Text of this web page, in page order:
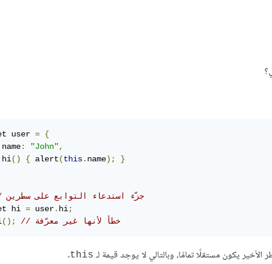
user = {
name
: "John",
hi
() { alert(this. name);
}
// جزّء استدعاء التوابع على سطرين
hi = user. hi;
(); // خطأ لأنها غير معرّفة
يكون مستقلًا تمامًا، وبالتالي لا يوجد قيمة لـ this
.